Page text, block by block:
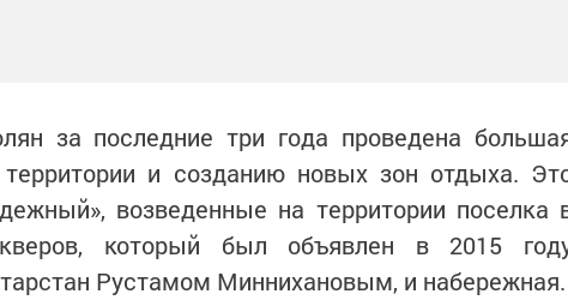
за последние три года проведена
территории и созданию новых зон отдыха.
возведенные на территории поселка
который был объявлен в 2015
Рустамом Миннихановым, и набережная.